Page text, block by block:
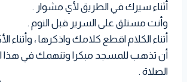
أثناء سيرك في الطريق لأي مشوار .
وأنت مستلق على السرير قبل النوم .
أثناء الكلام اقطع كلامك واذكرها ، وأثناء
أن تذهب للمسجد مبكرا وتنهمك في هذا
الصلاة .